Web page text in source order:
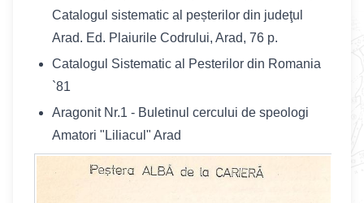
Catalogul sistematic al peșterilor din judeţul
Arad. Ed. Plaiurile Codrului, Arad, 76 p.
Catalogul Sistematic al Pesterilor din Romania
`81
Aragonit Nr.1 - Buletinul cercului de speologi
Amatori "Liliacul" Arad